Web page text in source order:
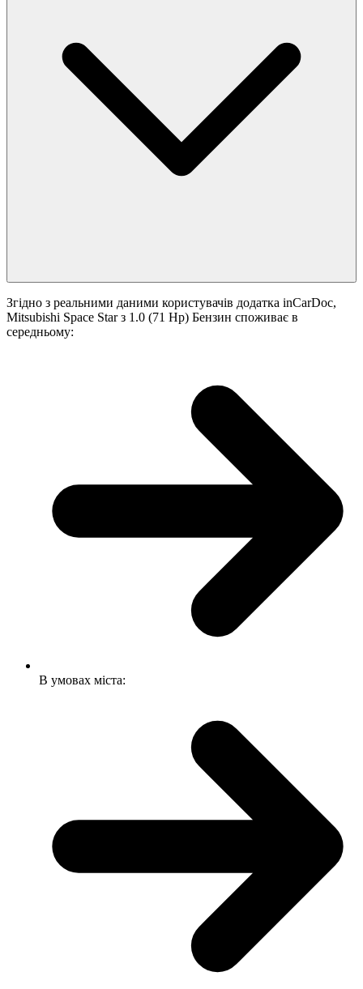
Згідно з реальними даними користувачів додатка inCarDoc,
Mitsubishi Space Star з 1.0 (71 Hp) Бензин споживає в
середньому:
В умовах міста: